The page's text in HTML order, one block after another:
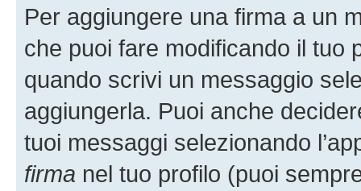
Per aggiungere una firma a un
che puoi fare modificando il tuo
quando scrivi un messaggio
aggiungerla. Puoi anche
tuoi messaggi selezionando
firma nel tuo profilo (puoi